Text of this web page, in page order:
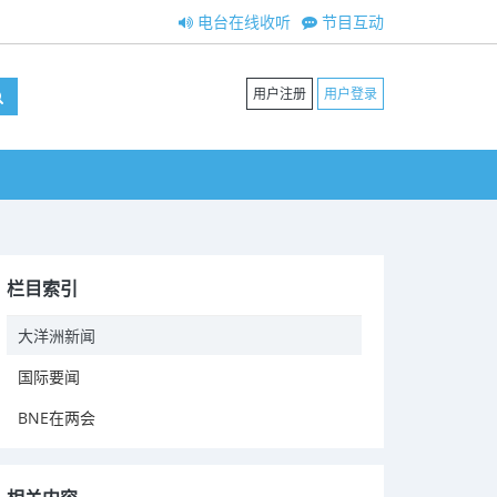
节目互动
电台在线收听
用户注册 用户登录
栏目索引
大洋洲新闻
国际要闻
BNE在两会